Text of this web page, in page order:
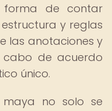
forma de contar
y reglas
las anotaciones y
de acuerdo
único.
no solo se